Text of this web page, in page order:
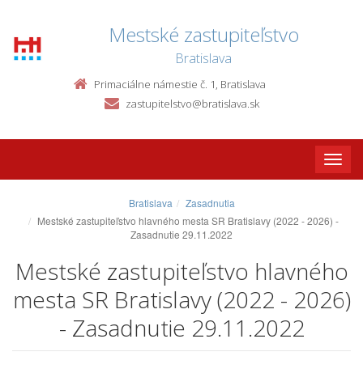
Mestské zastupiteľstvo
Bratislava
Primaciálne námestie č. 1, Bratislava
zastupitelstvo@bratislava.sk
Toggle
Bratislava
Zasadnutia
Mestské zastupiteľstvo hlavného mesta SR Bratislavy (2022 - 2026) -
Zasadnutie 29.11.2022
Mestské zastupiteľstvo hlavného
mesta SR Bratislavy (2022 - 2026)
- Zasadnutie 29.11.2022